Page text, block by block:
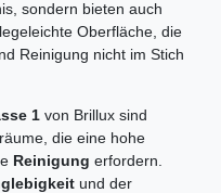
sondern bieten auch
Oberfläche, die
Reinigung nicht im Stich
1 von Brillux sind
die eine hohe
Reinigung erfordern.
und der